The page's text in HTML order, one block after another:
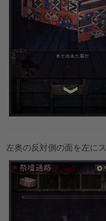
左奥の反対側の面を左に